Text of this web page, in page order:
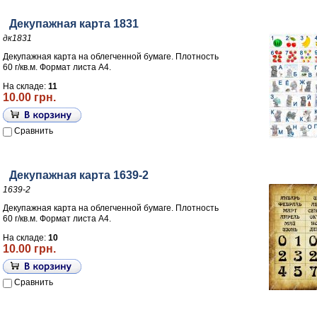
Декупажная карта 1831
дк1831
Декупажная карта на облегченной бумаге. Плотность
60 г/кв.м. Формат листа А4.
На складе: 11
10.00 грн.
Сравнить
Декупажная карта 1639-2
1639-2
Декупажная карта на облегченной бумаге. Плотность
60 г/кв.м. Формат листа А4.
На складе: 10
10.00 грн.
Сравнить